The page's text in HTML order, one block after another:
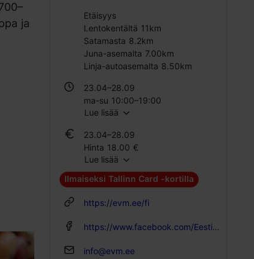
ja
Etäisyys
Lentokentältä 11km
Satamasta 8.2km
Juna-asemalta 7.00km
Linja-autoasemalta 8.50km
23.04–28.09
ma-su 10:00–19:00
ti – su 10:00–17:00
Lue lisää
23.04–28.09
Hinta 18.00 €
Oppilaslippu 12.00 €
Perhelippu 38.00 €
29.09–22.04
Hinta 14.00 €
Oppilaslippu 10.00 €
Lue lisää
Ilmaiseksi Tallinn Card -kortilla
https://evm.ee/fi
https://www.facebook.com/EestiVabaohumuuseum/
info@evm.ee